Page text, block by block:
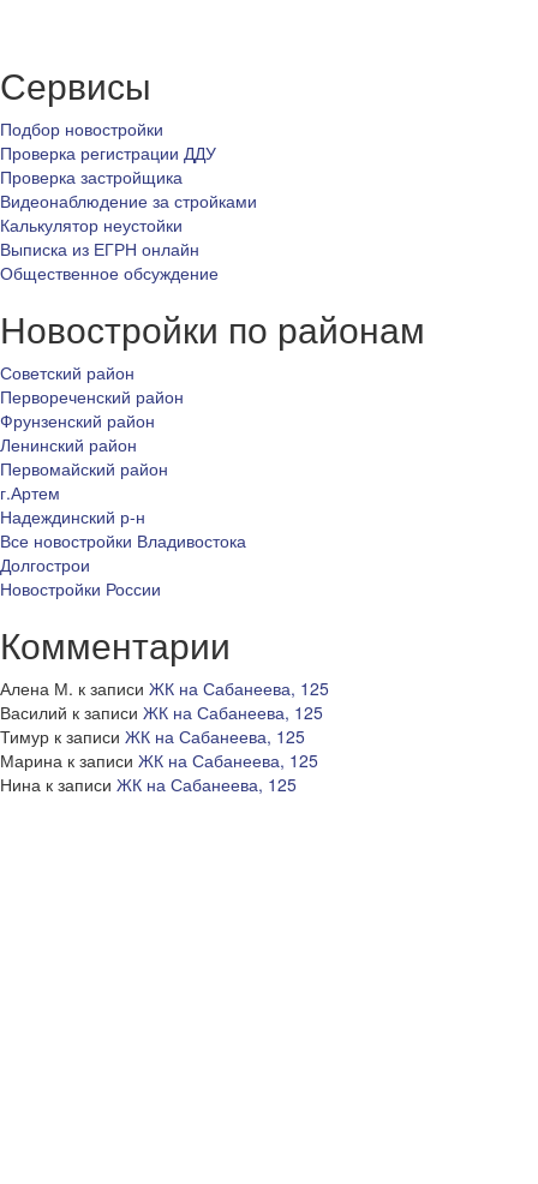
Сервисы
Подбор новостройки
Проверка регистрации ДДУ
Проверка застройщика
Видеонаблюдение за стройками
Калькулятор неустойки
Выписка из ЕГРН онлайн
Общественное обсуждение
Новостройки по районам
Советский район
Первореченский район
Фрунзенский район
Ленинский район
Первомайский район
г.Артем
Надеждинский р-н
Все новостройки Владивостока
Долгострои
Новостройки России
Комментарии
Алена М. к записи ЖК на Сабанеева, 125
Василий к записи ЖК на Сабанеева, 125
Тимур к записи ЖК на Сабанеева, 125
Марина к записи ЖК на Сабанеева, 125
Нина к записи ЖК на Сабанеева, 125